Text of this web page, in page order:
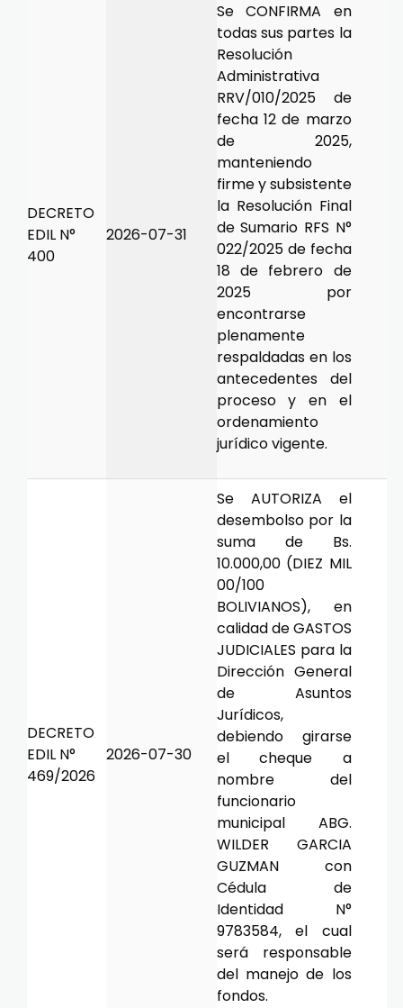
DECRETO
EDIL N°
400
2026-07-31
Se CONFIRMA en
todas sus partes la
Resolución
Administrativa
RRV/010/2025 de
fecha 12 de marzo
de 2025,
manteniendo
firme y subsistente
la Resolución Final
de Sumario RFS N°
022/2025 de fecha
18 de febrero de
2025 por
encontrarse
plenamente
respaldadas en los
antecedentes del
proceso y en el
ordenamiento
jurídico vigente.
DECRETO
EDIL N°
469/2026
2026-07-30
Se AUTORIZA el
desembolso por la
suma de Bs.
10.000,00 (DIEZ MIL
00/100
BOLIVIANOS), en
calidad de GASTOS
JUDICIALES para la
Dirección General
de Asuntos
Jurídicos,
debiendo girarse
el cheque a
nombre del
funcionario
municipal ABG.
WILDER GARCIA
GUZMAN con
Cédula de
Identidad N°
9783584, el cual
será responsable
del manejo de los
fondos.